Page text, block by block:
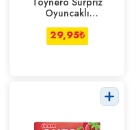
Oyuncaklı
Yumurta 5 g
29,95₺